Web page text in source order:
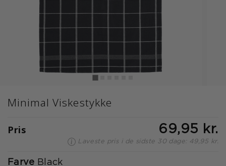
Minimal Viskestykke
Pris 69,95 kr.
Laveste pris i de sidste 30 dage: 49,95 kr.
Farve Black